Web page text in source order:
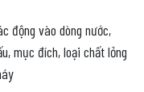
động vào dòng nước,
mục đích, loại chất lỏng